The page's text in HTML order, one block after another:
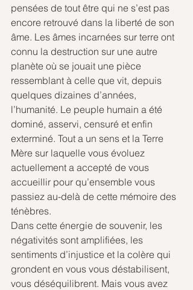
pensées de tout être qui ne s’est pas
encore retrouvé dans la liberté de son
âme. Les âmes incarnées sur terre ont
connu la destruction sur une autre
planète où se jouait une pièce
ressemblant à celle que vit, depuis
quelques dizaines d’années,
l’humanité. Le peuple humain a été
dominé, asservi, censuré et enfin
exterminé. Tout a un sens et la Terre
Mère sur laquelle vous évoluez
actuellement a accepté de vous
accueillir pour qu’ensemble vous
passiez au-delà de cette mémoire des
ténèbres.
Dans cette énergie de souvenir, les
négativités sont amplifiées, les
sentiments d’injustice et la colère qui
grondent en vous vous déstabilisent,
vous déséquilibrent. Mais vous avez